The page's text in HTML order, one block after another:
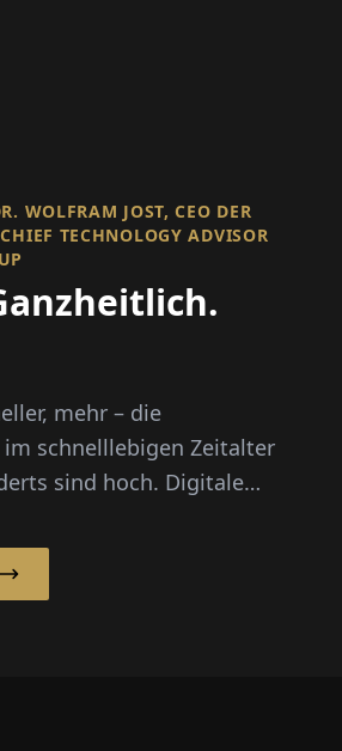
WOLFRAM JOST, CEO DER
TECHNOLOGY ADVISOR
mehr – die
schnelllebigen Zeitalter
sind hoch. Digitale